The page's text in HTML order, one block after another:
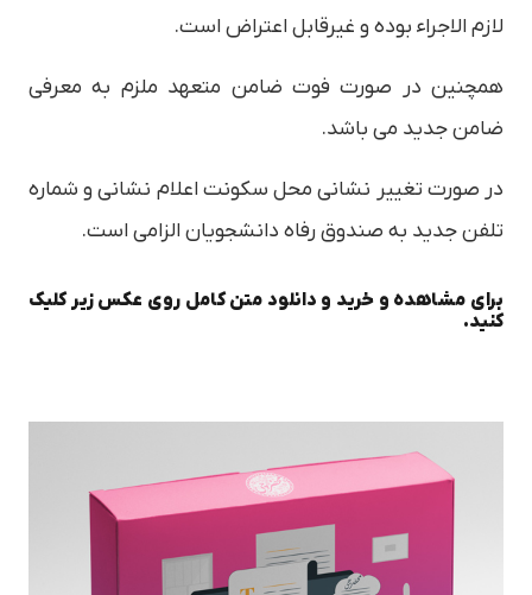
لازم الاجراء بوده و غيرقابل اعتراض است.
همچنين در صورت فوت ضامن متعهد ملزم به معرفي
ضامن جديد مي باشد.
در صورت تغيير نشاني محل سكونت اعلام نشاني و شماره
تلفن جديد به صندوق رفاه دانشجويان الزامي است.
برای مشاهده و خرید و دانلود متن کامل روی عکس زیر کلیک
کنید.